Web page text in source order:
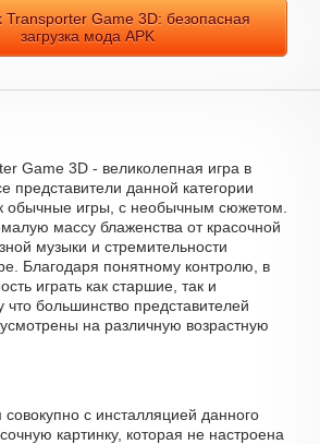
Transporter Game 3D: безопасная
загрузка мода APK
Game 3D - великолепная игра в
представители данной категории
обычные игры, с необычным сюжетом.
массу блаженства от красочной
музыки и стремительности
Благодаря понятному контролю, в
играть как старшие, так и
большинство представителей
на различную возрастную
с инсталляцией данного
картинку, которая не настроена